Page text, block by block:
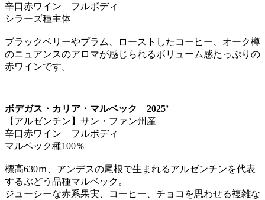
辛口赤ワイン フルボディ
シラーズ種主体
ブラックベリーやプラム、ローストしたコーヒー、オーク樽
のニュアンスのアロマが感じられるボリューム感たっぷりの
赤ワインです。
ボデガス・カリア・マルベック 2025’
【アルゼンチン】サン・ファン州産
辛口赤ワイン フルボディ
マルベック種100％
標高630ｍ、アンデスの尾根で生まれるアルゼンチンを代表
するぶどう品種マルベック。
ジューシーな赤系果実、コーヒー、チョコを思わせる複雑な